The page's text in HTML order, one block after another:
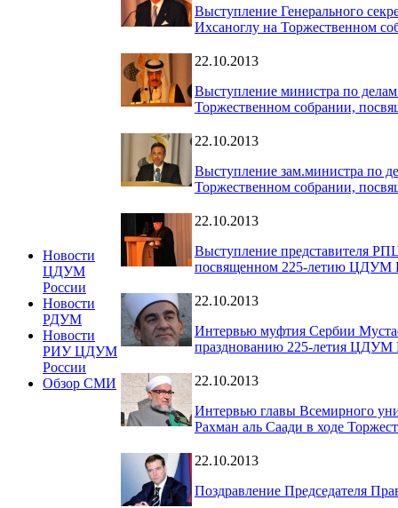
Новости
ЦДУМ
России
Новости
РДУМ
Новости
РИУ ЦДУМ
России
Обзор СМИ
Выступление Генерального
Ихсаноглу на Торжественном
22.10.2013
Выступление министра по
Торжественном собрании,
22.10.2013
Выступление зам.министра по
Торжественном собрании,
22.10.2013
Выступление представителя
посвященном 225-летию ЦДУМ
22.10.2013
Интервью муфтия Сербии
празднованию 225-летия ЦДУМ
22.10.2013
Интервью главы Всемирного
Рахман аль Саади в ходе
22.10.2013
Поздравление Председателя